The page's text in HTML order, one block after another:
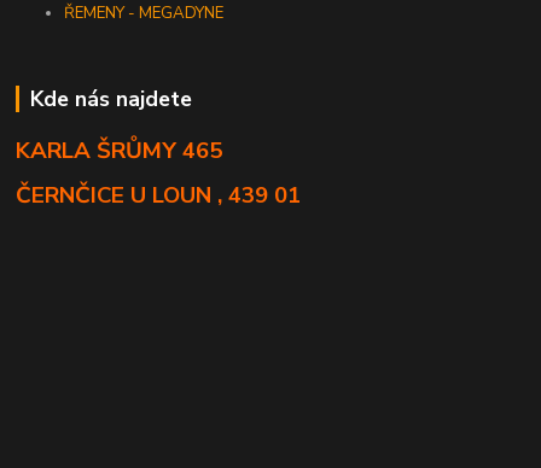
ŘEMENY - MEGADYNE
Kde nás najdete
KARLA ŠRŮMY 465
ČERNČICE U LOUN , 439 01